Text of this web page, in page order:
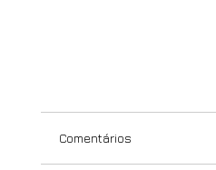
Comentários